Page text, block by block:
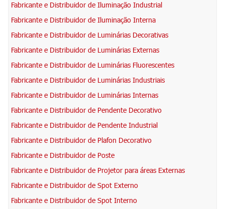
Fabricante e Distribuidor de Iluminação Industrial
Fabricante e Distribuidor de Iluminação Interna
Fabricante e Distribuidor de Luminárias Decorativas
Fabricante e Distribuidor de Luminárias Externas
Fabricante e Distribuidor de Luminárias Fluorescentes
Fabricante e Distribuidor de Luminárias Industriais
Fabricante e Distribuidor de Luminárias Internas
Fabricante e Distribuidor de Pendente Decorativo
Fabricante e Distribuidor de Pendente Industrial
Fabricante e Distribuidor de Plafon Decorativo
Fabricante e Distribuidor de Poste
Fabricante e Distribuidor de Projetor para áreas Externas
Fabricante e Distribuidor de Spot Externo
Fabricante e Distribuidor de Spot Interno